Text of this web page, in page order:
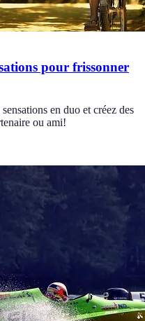
pour frissonner
en duo et créez des
ou ami!